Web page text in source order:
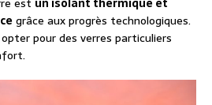
est un isolant thermique et
grâce aux progrès technologiques.
pour des verres particuliers